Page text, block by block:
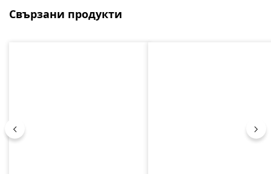
Пропуснете продуктовата галерия
Свързани продукти